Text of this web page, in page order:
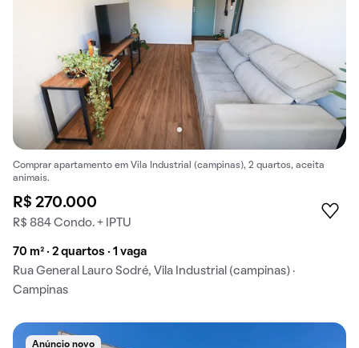
Comprar apartamento em Vila Industrial (campinas), 2 quartos, aceita
animais.
R$ 270.000
R$ 884 Condo. + IPTU
70 m² · 2 quartos · 1 vaga
Rua General Lauro Sodré, Vila Industrial (campinas) ·
Campinas
Anúncio novo